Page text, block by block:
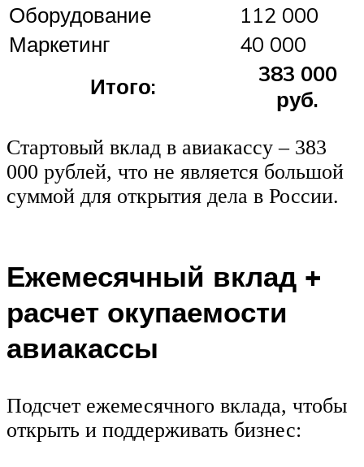
Итого:
383 000
руб.
Оборудование
112 000
Маркетинг
40 000
Стартовый вклад в авиакассу – 383
000 рублей, что не является большой
суммой для открытия дела в России.
Ежемесячный вклад +
расчет окупаемости
авиакассы
Подсчет ежемесячного вклада, чтобы
открыть и поддерживать бизнес: